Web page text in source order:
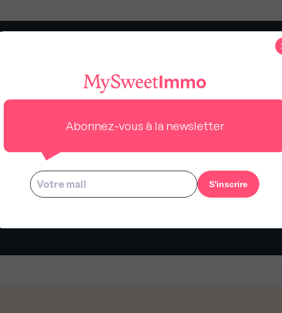
Nomination : Thomas Mathivet
devient Directeur Commercial
Nomination : Cyrille Berthet
Blaise Heurteux intègrent
Abonnez-vous à la newsletter